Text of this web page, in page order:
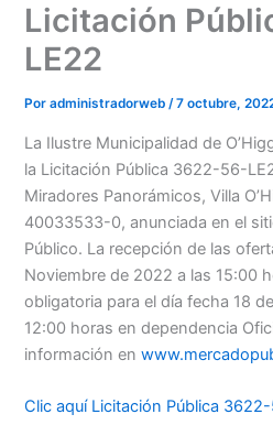
Licitación
LE22
Poradministradorweb/7 octubre,
La Ilustre Municipalidad de
la Licitación Pública 3622-56-
Miradores Panorámicos, Villa
40033533-0, anunciada en el
Público. La recepción de las
Noviembre de 2022 a las 15:00
obligatoria para el día fecha 18
12:00 horas en dependencia
información en
Clic aquí Licitación Pública